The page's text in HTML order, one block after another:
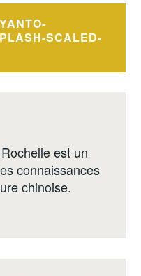
SCALED-
est un
connaissances
chinoise.